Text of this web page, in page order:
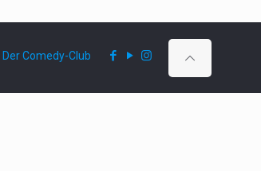
Comedy-Club